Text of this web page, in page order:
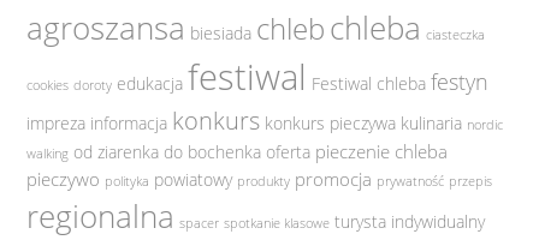
agroszansa biesiada chlebchleba ciasteczka
cookies doroty edukacja festiwal Festiwal chleba festyn
impreza informacja konkurs konkurs pieczywa kulinaria nordic
walking od ziarenka do bochenka oferta pieczenie chleba
pieczywo polityka powiatowy produkty promocja prywatność przepis
regionalna spacer spotkanie klasowe turysta indywidualny